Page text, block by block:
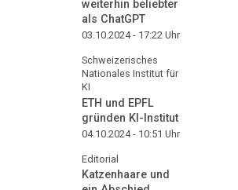
weiterhin beliebter
als ChatGPT
03.10.2024 - 17:22 Uhr
Schweizerisches
Nationales Institut für
KI
ETH und EPFL
gründen KI-Institut
04.10.2024 - 10:51 Uhr
Editorial
Katzenhaare und